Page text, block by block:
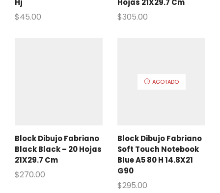
Hj
$45.00
Hojas 21X29.7 Cm
$305.00
Block Dibujo Fabriano
Black Black – 20 Hojas
21X29.7 Cm
$270.00
AGOTADO
Block Dibujo Fabriano
Soft Touch Notebook
Blue A5 80 H 14.8X21
G90
$295.00